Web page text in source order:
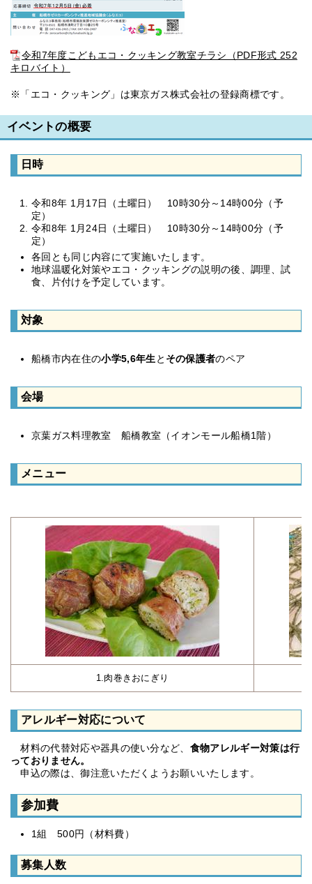
令和7年度こどもエコ・クッキング教室チラシ（PDF形式 252
キロバイト）
※「エコ・クッキング」は東京ガス株式会社の登録商標です。
イベントの概要
日時
令和8年 1月17日（土曜日） 10時30分～14時00分（予
定）
令和8年 1月24日（土曜日） 10時30分～14時00分（予
定）
各回とも同じ内容にて実施いたします。
地球温暖化対策やエコ・クッキングの説明の後、調理、試
食、片付けを予定しています。
対象
船橋市内在住の小学5,6年生 と その保護者のペア
会場
京葉ガス料理教室 船橋教室（イオンモール船橋1階）
メニュー
1.肉巻きおにぎり
アレルギー対応について
材料の代替対応や器具の使い分など、 食物アレルギー対策は行
っておりません。
申込の際は、御注意いただくようお願いいたします。
参加費
1組 500円（材料費）
募集人数